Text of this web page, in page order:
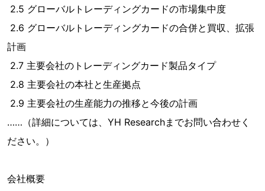
2.5 グローバルトレーディングカードの市場集中度
2.6 グローバルトレーディングカードの合併と買収、拡張
計画
2.7 主要会社のトレーディングカード製品タイプ
2.8 主要会社の本社と生産拠点
2.9 主要会社の生産能力の推移と今後の計画
……（詳細については、YH Researchまでお問い合わせく
ださい。）
会社概要